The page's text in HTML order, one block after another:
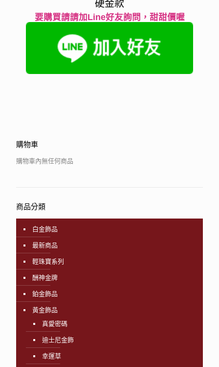
硬金款
要購買請請加Line好友詢問，甜甜價喔
購物車
購物車內無任何商品
商品分類
白金飾品
最新商品
輕珠寶系列
酬神金牌
鉑金飾品
黃金飾品
真愛密碼
迪士尼金飾
幸運草